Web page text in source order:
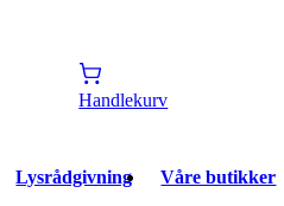
Handlekurv
Lysrådgivning Våre butikker